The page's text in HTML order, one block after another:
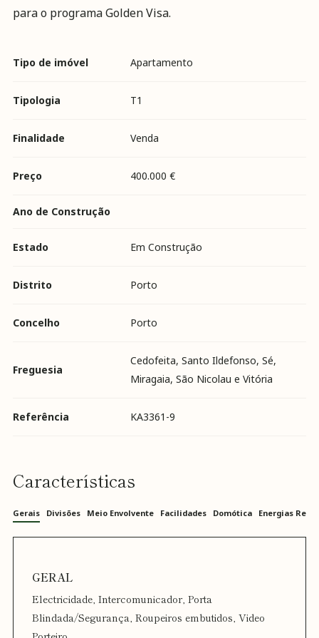
para o programa Golden Visa.
Tipo de imóvel Apartamento
Tipologia T1
Finalidade Venda
Preço 400.000 €
Ano de Construção
Estado Em Construção
Distrito Porto
Concelho Porto
Freguesia
Cedofeita, Santo Ildefonso, Sé,
Miragaia, São Nicolau e Vitória
Referência KA3361-9
Características
Gerais Divisões Meio Envolvente Facilidades Domótica Energias
Electricidade, Intercomunicador, Porta
Blindada/Segurança, Roupeiros embutidos, Video